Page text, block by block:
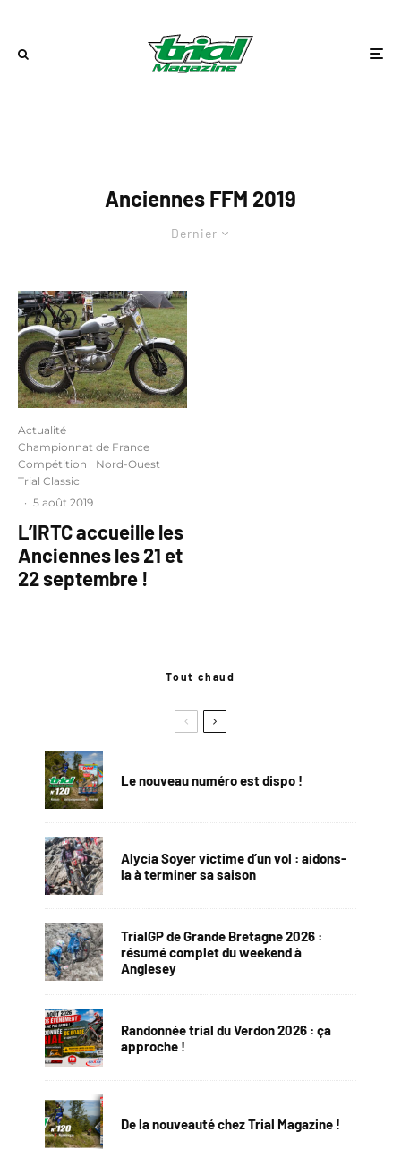
Anciennes FFM 2019
Dernier
Actualité
Championnat de France
Compétition
Nord-Ouest
Trial Classic
· 5 août 2019
L’IRTC accueille les
Anciennes les 21 et
22 septembre !
Tout chaud
Le nouveau numéro est dispo !
Alycia Soyer victime d’un vol : aidons-
la à terminer sa saison
TrialGP de Grande Bretagne 2026 :
résumé complet du weekend à
Anglesey
Randonnée trial du Verdon 2026 : ça
approche !
De la nouveauté chez Trial Magazine !